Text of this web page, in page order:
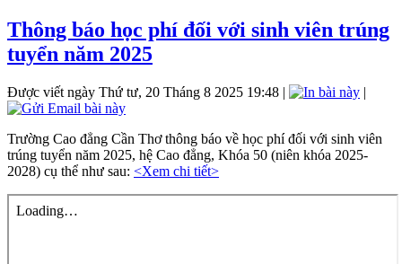
Thông báo học phí đối với sinh viên trúng
tuyển năm 2025
Được viết ngày Thứ tư, 20 Tháng 8 2025 19:48 | |
Trường Cao đẳng Cần Thơ thông báo về học phí đối với sinh viên
trúng tuyển năm 2025, hệ Cao đẳng, Khóa 50 (niên khóa 2025-
2028) cụ thể như sau: <Xem chi tiết>